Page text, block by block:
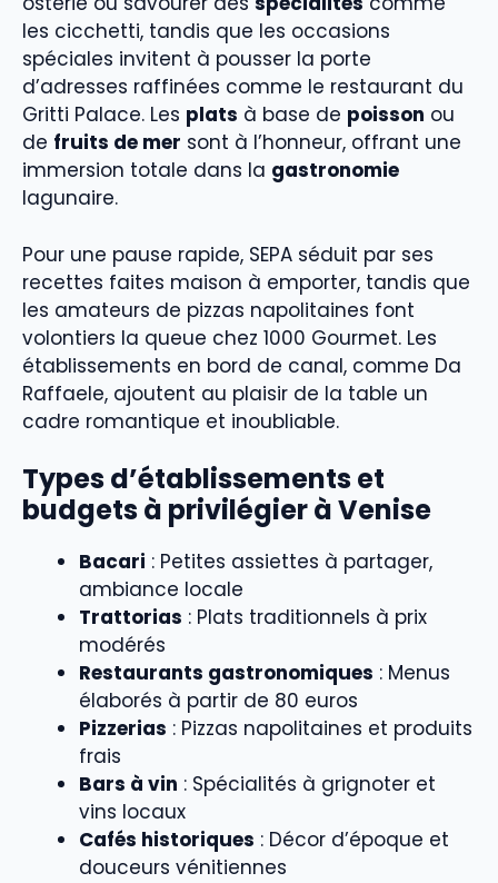
les cicchetti, tandis que les occasions
spéciales invitent à pousser la porte
d’adresses raffinées comme le restaurant du
Gritti Palace. Les plats à base de poisson ou
de fruits de mer sont à l’honneur, offrant une
immersion totale dans la gastronomie
lagunaire.
Pour une pause rapide, SEPA séduit par ses
recettes faites maison à emporter, tandis que
les amateurs de pizzas napolitaines font
volontiers la queue chez 1000 Gourmet. Les
établissements en bord de canal, comme Da
Raffaele, ajoutent au plaisir de la table un
cadre romantique et inoubliable.
Types d’établissements et
budgets à privilégier à Venise
Bacari : Petites assiettes à partager,
ambiance locale
Trattorias : Plats traditionnels à prix
modérés
Restaurants gastronomiques : Menus
élaborés à partir de 80 euros
Pizzerias : Pizzas napolitaines et produits
frais
Bars à vin : Spécialités à grignoter et
vins locaux
Cafés historiques : Décor d’époque et
douceurs vénitiennes